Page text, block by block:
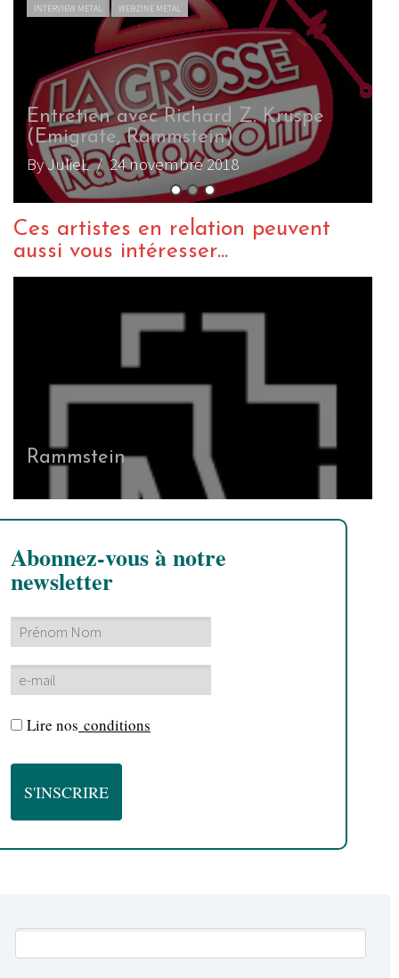
Z. Kruspe
Ces artistes en relation peuvent
aussi vous intéresser...
Rammstein
Abonnez-vous à notre
newsletter
Lire nos conditions